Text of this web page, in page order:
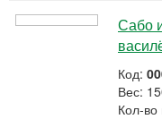
Сабо
Код:
Вес:
Кол-во